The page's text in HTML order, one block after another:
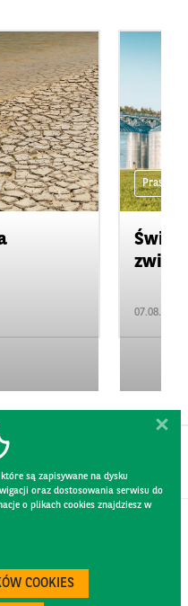
Prasa
07.08.2026
są zapisywane na dysku
oraz dostosowania serwisu do
o plikach cookies znajdziesz w
COOKIES